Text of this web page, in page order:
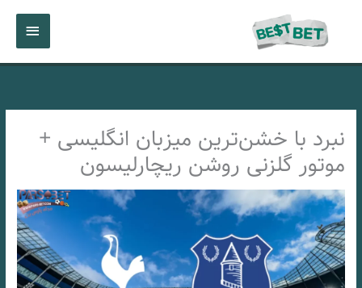
اصلی
نبرد با خشن‌ترین میزبان انگلیسی +
موتور گلزنی روشن ریچارلیسون